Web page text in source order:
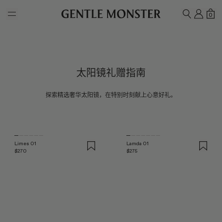
搜索
我的购
0
太阳镜礼赠指南
探索精选奢华太阳镜，在特别时刻献上心意好礼。
Limes 01
$270
Lamda 01
$275